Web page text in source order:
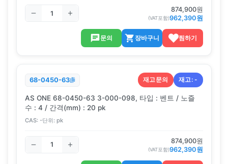
874,900원
(VAT포함)962,390원
문의 장바구니 찜하기
68-0450-63 재고문의 재고:-
AS ONE 68-0450-63 3-000-098, 타입 : 벤트 / 노즐
수 : 4 / 간격(mm) : 20 pk
CAS: -단위: pk
874,900원
(VAT포함)962,390원